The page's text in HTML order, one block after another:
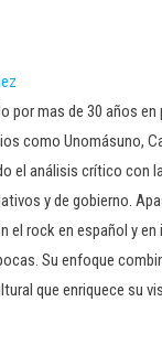
por mas de 30 años
como Unomásuno,
el análisis crítico con
y de gobierno.
el rock en español y
Su enfoque
que enriquece su